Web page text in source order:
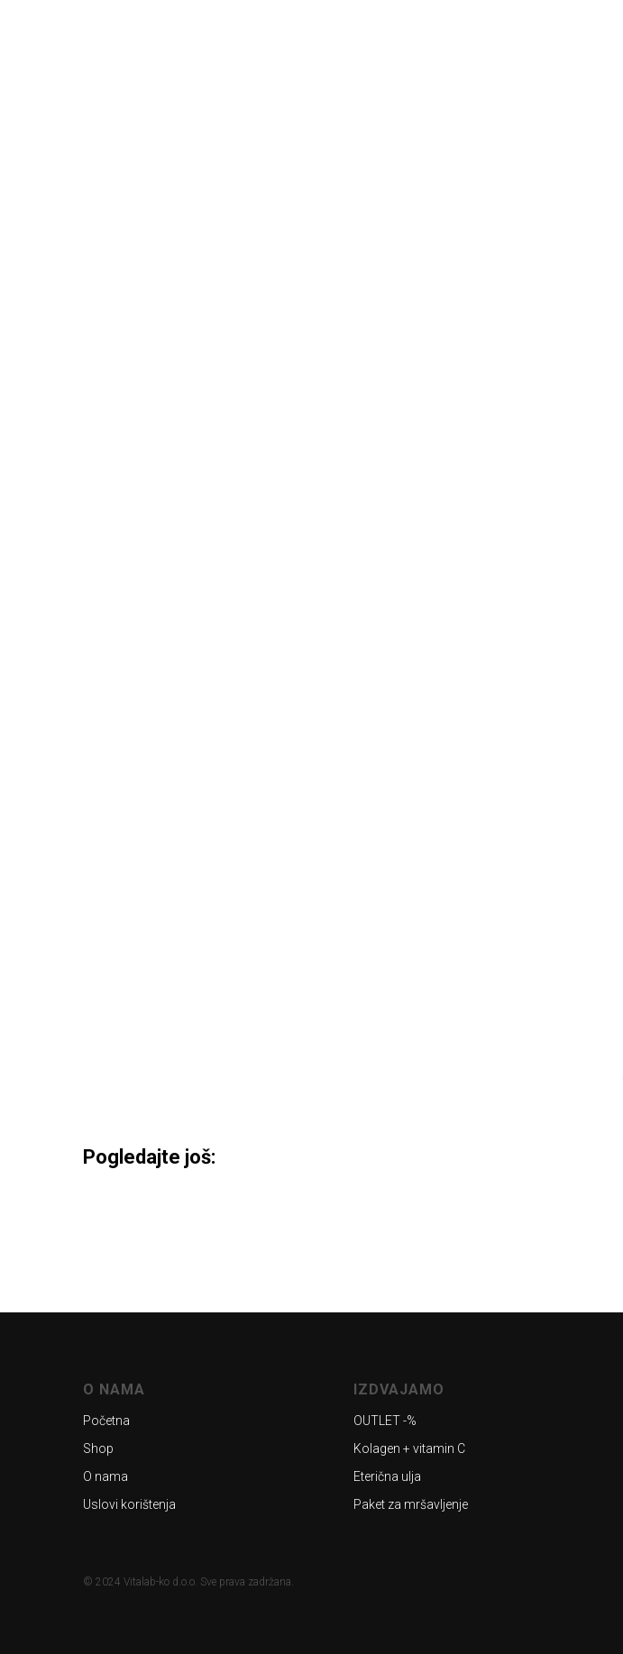
Pogledajte još:
O NAMA
Početna
Shop
O nama
Uslovi korištenja
IZDVAJAMO
OUTLET -%
Kolagen + vitamin C
Eterična ulja
Paket za mršavljenje
© 2024 Vitalab-ko d.o.o. Sve prava zadržana.